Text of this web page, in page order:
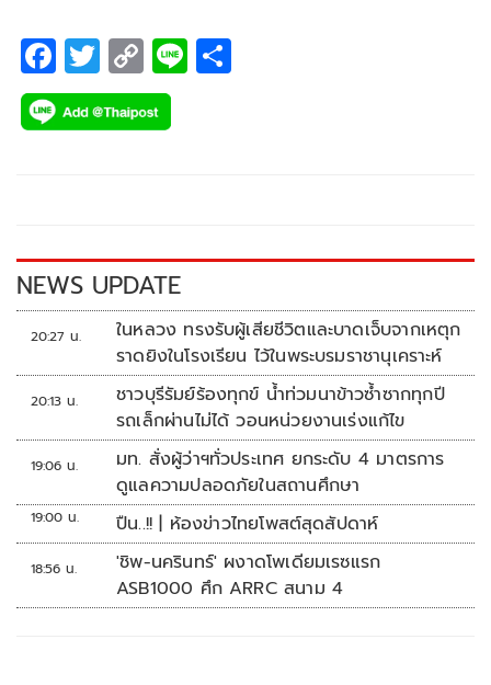
F
ac
e
k
T
wi
tt
C
o
p
k
Li
NEWS UPDATE
20:27 น.
ในหลวง ทรงรับผู้เสียชีวิตและบาดเจ็บจากเหตุก
ราดยิงในโรงเรียน ไว้ในพระบรมราชานุเคราะห์
20:13 น.
ชาวบุรีรัมย์ร้องทุกข์ น้ำท่วมนาข้าวซ้ำซากทุกปี
รถเล็กผ่านไม่ได้ วอนหน่วยงานเร่งแก้ไข
19:06 น.
มท. สั่งผู้ว่าฯทั่วประเทศ ยกระดับ 4 มาตรการ
ดูแลความปลอดภัยในสถานศึกษา
19:00 น. ปืน..!! | ห้องข่าวไทยโพสต์สุดสัปดาห์
18:56 น.
'ชิพ-นครินทร์' ผงาดโพเดียมเรซแรก
ASB1000 ศึก ARRC สนาม 4